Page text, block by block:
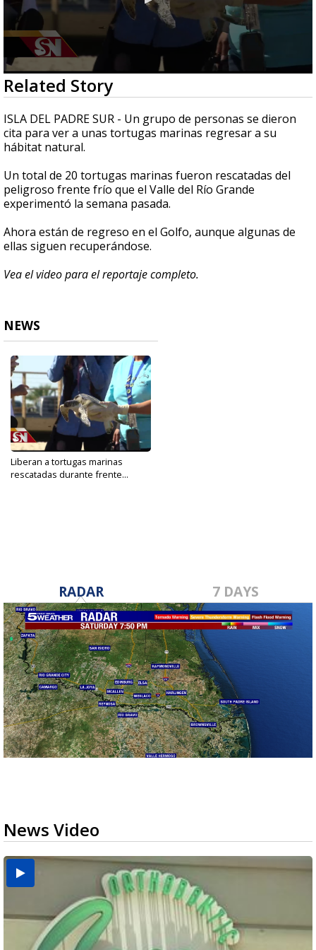
0
seconds
of
52
seconds
Related Story
ISLA DEL PADRE SUR - Un grupo de personas se dieron
cita para ver a unas tortugas marinas regresar a su
hábitat natural.
Un total de 20 tortugas marinas fueron rescatadas del
peligroso frente frío que el Valle del Río Grande
experimentó la semana pasada.
Ahora están de regreso en el Golfo, aunque algunas de
ellas siguen recuperándose.
Vea el video para el reportaje completo.
NEWS
Liberan a tortugas marinas
rescatadas durante frente...
RADAR 7 DAYS
News Video